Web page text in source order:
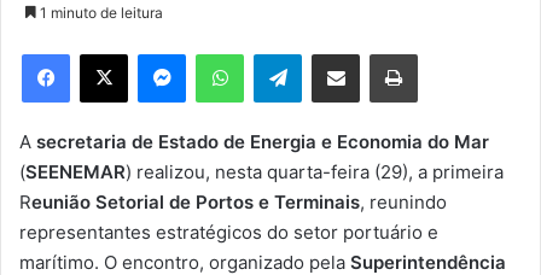
e
m
e
-
m
a
1 minuto de leitura
Telegram
A secretaria de Estado de Energia e Economia do Mar
(SEENEMAR) realizou, nesta quarta-feira (29), a primeira
Reunião Setorial de Portos e Terminais, reunindo
representantes estratégicos do setor portuário e
marítimo. O encontro, organizado pela Superintendência